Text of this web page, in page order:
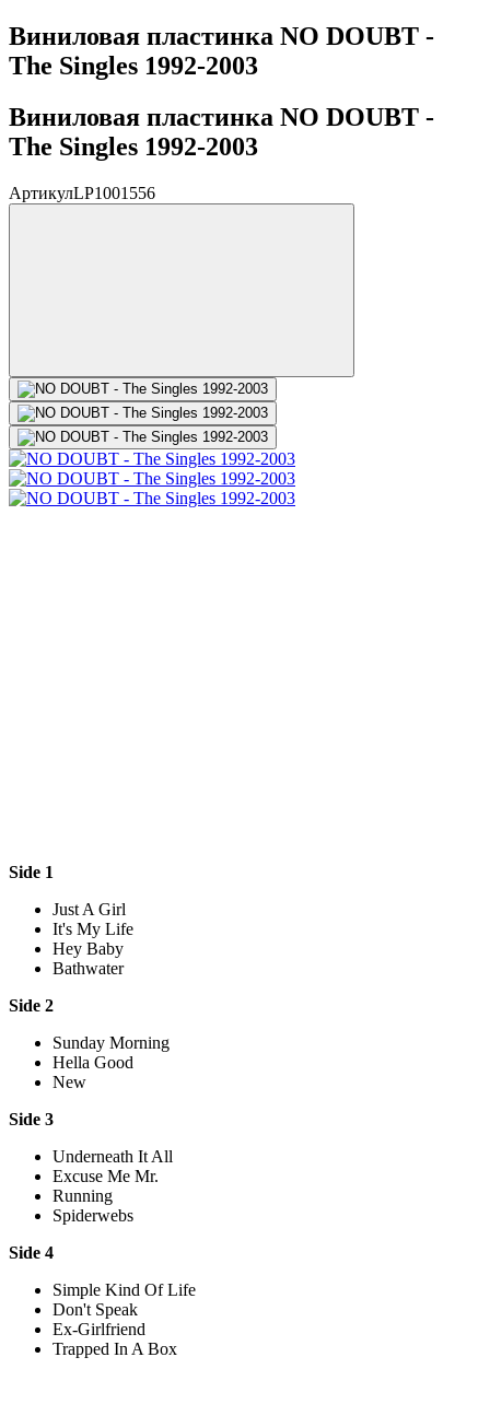
Виниловая пластинка NO DOUBT -
The Singles 1992-2003
Виниловая пластинка NO DOUBT -
The Singles 1992-2003
АртикулLP1001556
Side 1
Just A Girl
It's My Life
Hey Baby
Bathwater
Side 2
Sunday Morning
Hella Good
New
Side 3
Underneath It All
Excuse Me Mr.
Running
Spiderwebs
Side 4
Simple Kind Of Life
Don't Speak
Ex-Girlfriend
Trapped In A Box